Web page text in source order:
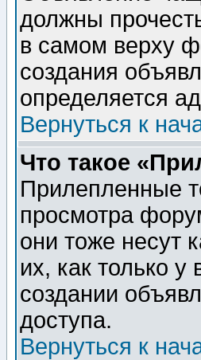
должны
в самом верху
создания
определяется
Вернуться к
Что такое
Прилепленные
просмотра
они тоже несут
их, как только
создании
доступа.
Вернуться к